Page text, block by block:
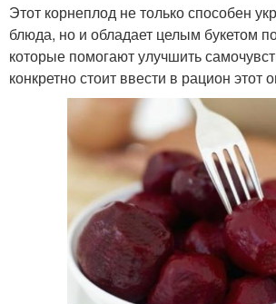
Этот корнеплод не только способен
блюда, но и обладает целым букетом
которые помогают улучшить
конкретно стоит ввести в рацион этот